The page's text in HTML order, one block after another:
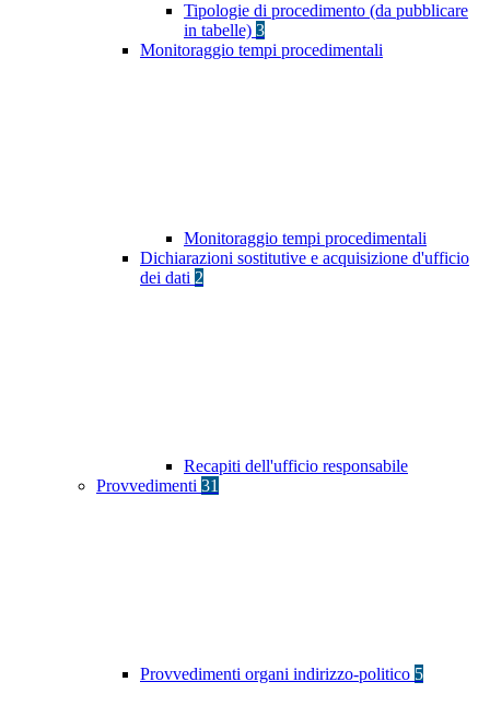
Tipologie di procedimento (da pubblicare
in tabelle) 3
Monitoraggio tempi procedimentali
Monitoraggio tempi procedimentali
Dichiarazioni sostitutive e acquisizione d'ufficio
dei dati 2
Recapiti dell'ufficio responsabile
Provvedimenti 31
Provvedimenti organi indirizzo-politico 5